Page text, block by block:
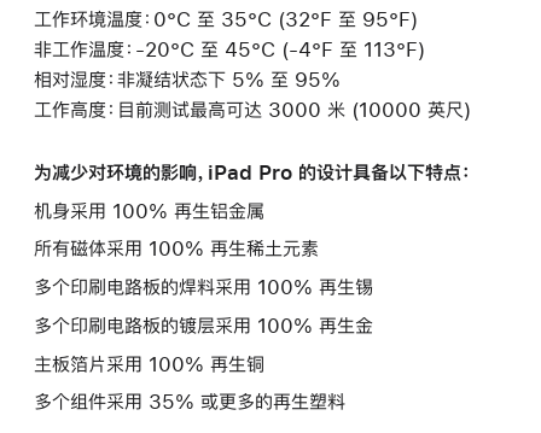
工作环境温度：0°C 至 35°C (32°F 至 95°F)
非工作温度：-20°C 至 45°C (-4°F 至 113°F)
相对湿度：非凝结状态下 5% 至 95%
工作高度：目前测试最高可达 3000 米 (10000 英尺)
为减少对环境的影响，iPad Pro 的设计具备以下特点：
机身采用 100% 再生铝金属
所有磁体采用 100% 再生稀土元素
多个印刷电路板的焊料采用 100% 再生锡
多个印刷电路板的镀层采用 100% 再生金
主板箔片采用 100% 再生铜
多个组件采用 35% 或更多的再生塑料